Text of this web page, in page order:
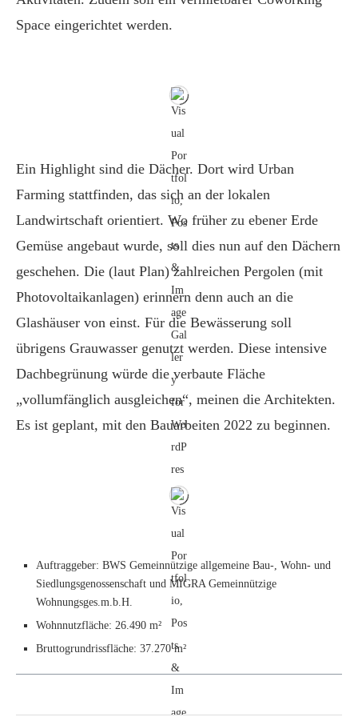
Space eingerichtet werden.
Ein Highlight sind die Dächer. Dort wird Urban
Farming stattfinden, das sich an der lokalen
Landwirtschaft orientiert. Wo früher zu ebener Erde
Gemüse angebaut wurde, soll dies nun auf den Dächern
geschehen. Die (laut Plan) zahlreichen Pergolen (mit
Photovoltaikanlagen) erinnern denn auch an die
Glashäuser von einst. Für die Bewässerung soll
übrigens Grauwasser genutzt werden. Diese intensive
Dachbegrünung würde die verbaute Fläche
„vollumfänglich ausgleichen“, meinen die Architekten.
Es ist geplant, mit den Bauarbeiten 2022 zu beginnen.
Auftraggeber: BWS Gemeinnützige allgemeine Bau-, Wohn- und
Siedlungsgenossenschaft und MIGRA Gemeinnützige
Wohnungsges.m.b.H.
Wohnnutzfläche: 26.490 m²
Bruttogrundrissfläche: 37.270 m²